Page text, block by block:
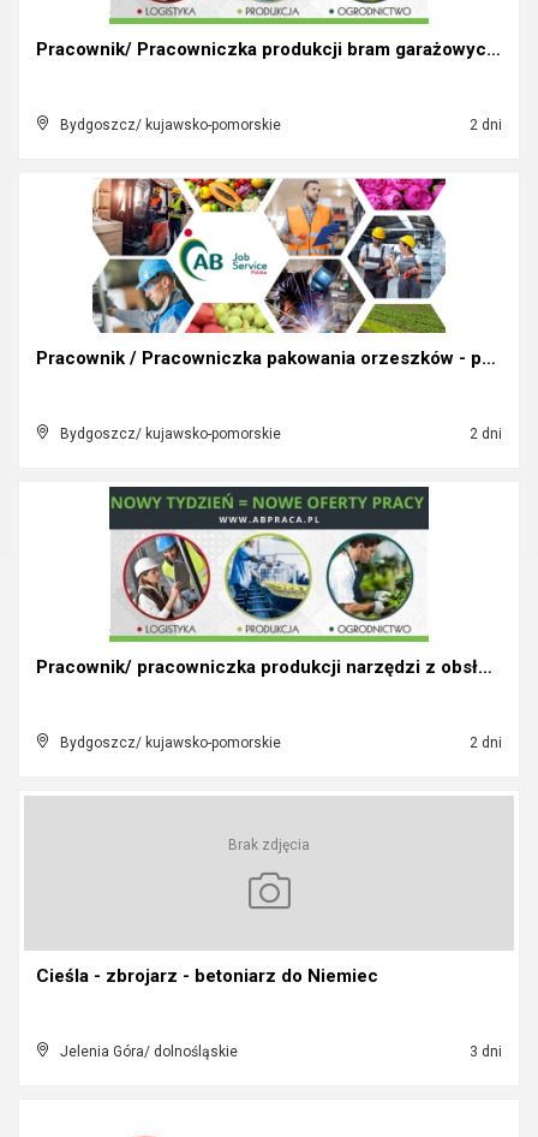
Pracownik/ Pracowniczka produkcji bram garażowych ...
Bydgoszcz/ kujawsko-pomorskie 2 dni
Pracownik / Pracowniczka pakowania orzeszków - pra...
Bydgoszcz/ kujawsko-pomorskie 2 dni
Pracownik/ pracowniczka produkcji narzędzi z obsłu...
Bydgoszcz/ kujawsko-pomorskie 2 dni
Brak zdjęcia
Cieśla - zbrojarz - betoniarz do Niemiec
Jelenia Góra/ dolnośląskie 3 dni